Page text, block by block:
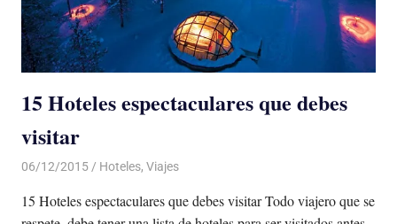
15 Hoteles espectaculares que debes
visitar
06/12/2015 Luis Castellanos
Hoteles, Viajes
15 Hoteles espectaculares que debes visitar Todo viajero que se